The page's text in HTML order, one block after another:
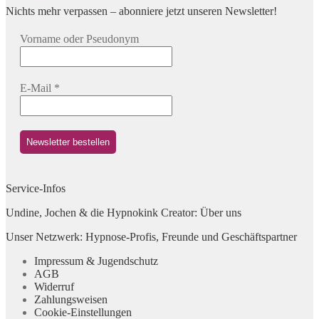
Nichts mehr verpassen – abonniere jetzt unseren Newsletter!
Vorname oder Pseudonym
E-Mail *
Service-Infos
Undine, Jochen & die Hypnokink Creator: Über uns
Unser Netzwerk: Hypnose-Profis, Freunde und Geschäftspartner
Impressum & Jugendschutz
AGB
Widerruf
Zahlungsweisen
Cookie-Einstellungen